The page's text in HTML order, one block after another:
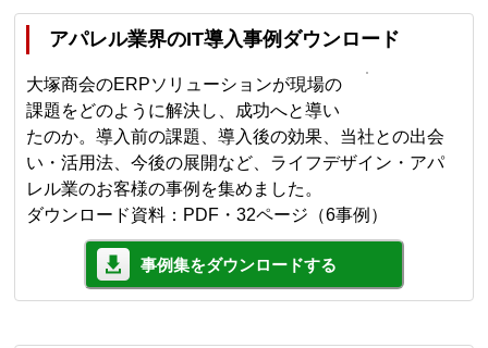
アパレル業界のIT導入事例ダウンロード
大塚商会のERPソリューションが現場の
課題をどのように解決し、成功へと導い
たのか。導入前の課題、導入後の効果、当社との出会
い・活用法、今後の展開など、ライフデザイン・アパ
レル業のお客様の事例を集めました。
ダウンロード資料：PDF・32ページ（6事例）
事例集をダウンロードする